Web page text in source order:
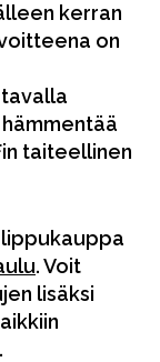
kerran
on
taiteellinen
. Voit
lisäksi